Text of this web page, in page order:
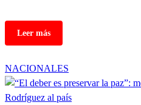
NACIONALES